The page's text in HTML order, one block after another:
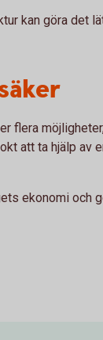
kan göra det
flera
att ta hjälp av
ekonomi och